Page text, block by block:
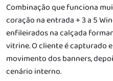
Combinação que funciona
coração na entrada + 3 a 5
enfileirados na calçada
vitrine. O cliente é capturado
movimento dos banners,
cenário interno.